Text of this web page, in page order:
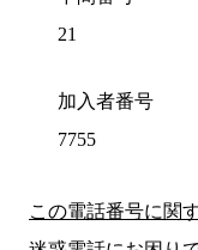
21
加入者番号
7755
この電話番号に関